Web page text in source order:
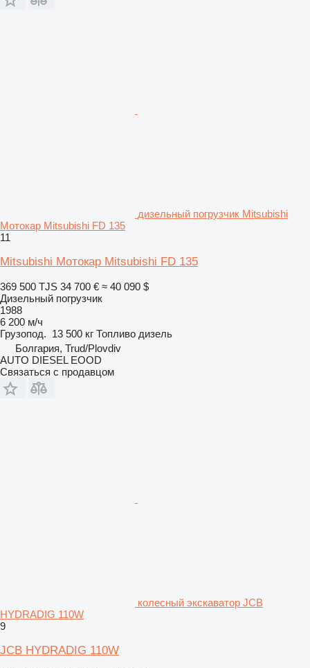
дизельный погрузчик Mitsubishi
Мотокар Mitsubishi FD 135
11
Mitsubishi Мотокар Mitsubishi FD 135
369 500 TJS 34 700 € ≈ 40 090 $
Дизельный погрузчик
1988
6 200 м/ч
Грузопод. 13 500 кг Топливо дизель
Болгария, Trud/Plovdiv
AUTO DIESEL EOOD
Связаться с продавцом
колесный экскаватор JCB
HYDRADIG 110W
9
JCB HYDRADIG 110W